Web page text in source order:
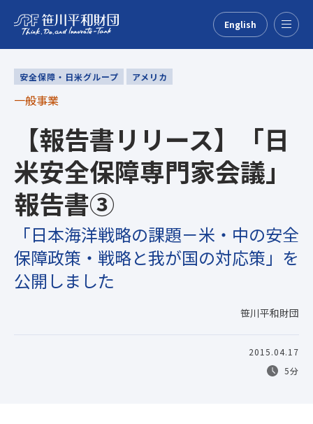
English
安全保障・日米グループ アメリカ
一般事業
【報告書リリース】「日
米安全保障専門家会議」
報告書③
「日本海洋戦略の課題－米・中の安全
保障政策・戦略と我が国の対応策」を
公開しました
笹川平和財団
2015.04.17
5分